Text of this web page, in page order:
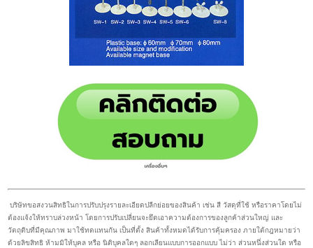
บริษัทขอสงวนสิทธิในการปรับปรุงรายละเอียดปลีกย่อยของสินค้า เช่น สี วัสดุที่ใช้ หรือราคาโดยไม่
ต้องแจ้งให้ทราบล่วงหน้า โดยการปรับเปลี่ยนจะยึดเอาความต้องการของลูกค้าส่วนใหญ่ และ
วัตถุดิบที่มีคุณภาพ มาใช้ทดแทนกัน เป็นที่ตั้ง สินค้าทั้งหมดได้รับการคุ้มครอง ภายใต้กฎหมายว่า
ด้วยลิขสิทธิ ห้ามมิให้บุคล หรือ นิติบุคลใดๆ ลอกเลียนแบบการออกแบบ ไม่ว่า ส่วนหนึ่งส่วนใด หรือ